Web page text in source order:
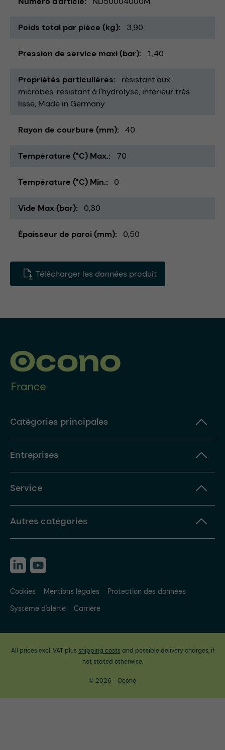
Poids total par pièce (kg) 3,90
Pression de service maxi (bar) 1,40
Propriétés particulières
résistant aux
microbes résistant à l'hydrolyse intérieur très
lisse Made in Germany
Rayon de courbure (mm) 40
Température (°C) Max. 70
Température (°C) Min. 0
Vide Max (bar) 0,30
Épaisseur de paroi (mm) 0,50
Télécharger les données produit
Catégories principales
Entreprises
Service
Autres catégories
Cookies Mentions légales
Protection des données
Système d'alerte
Carrière
All prices excl. VAT plus shipping costsand possible delivery charges, if
not stated otherwise.
© 2026 - Ocono